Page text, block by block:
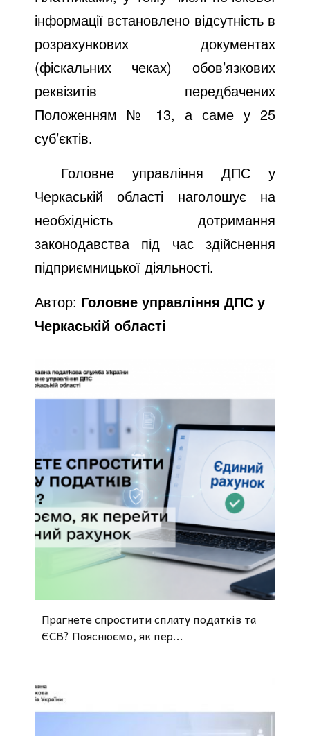
інформації встановлено відсутність в
розрахункових документах
(фіскальних чеках) обов’язкових
реквізитів передбачених
Положенням № 13, а саме у 25
суб’єктів.
Головне управління ДПС у
Черкаській області наголошує на
необхідність дотримання
законодавства під час здійснення
підприємницької діяльності.
Автор: Головне управління ДПС у
Черкаській області
Прагнете спростити сплату податків та
ЄСВ? Пояснюємо, як пер...